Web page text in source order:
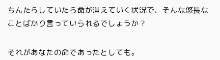
ちんたらしていたら命が消えていく状況で、そんな悠長な
ことばかり言っていられるでしょうか？
それがあなたの命であったとしても。